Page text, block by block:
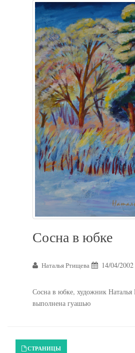
Сосна в юбке
Наталья Ртищева 14/04/2002
Сосна в юбке, художник Наталья
выполнена гуашью
Primary Sidebar
СТРАНИЦЫ